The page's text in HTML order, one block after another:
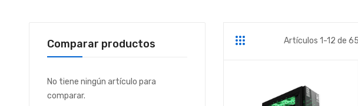
Parrilla Artículos 1-12 de 65
Comparar productos
No tiene ningún artículo para
comparar.